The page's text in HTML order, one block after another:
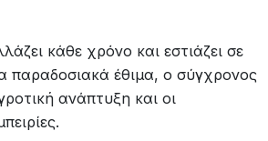
κάθε χρόνο και εστιάζει σε
παραδοσιακά έθιμα, ο σύγχρονος
ανάπτυξη και οι